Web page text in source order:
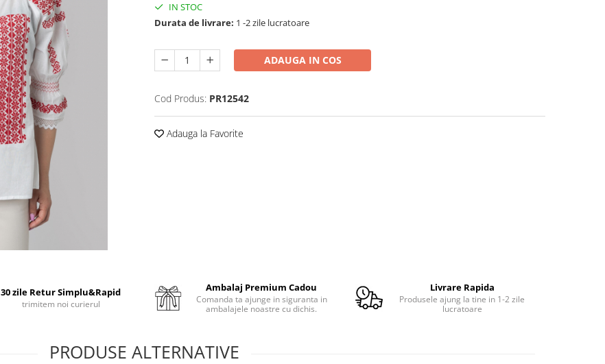
IN STOC
Durata de livrare: 1 -2 zile lucratoare
ADAUGA IN COS
Cod Produs: PR12542
Adauga la Favorite
30 zile Retur Simplu&Rapid
trimitem noi curierul
Ambalaj Premium Cadou
Comanda ta ajunge in siguranta in
ambalajele noastre cu dichis.
Livrare Rapida
Produsele ajung la tine in 1-2 zile
lucratoare
PRODUSE ALTERNATIVE